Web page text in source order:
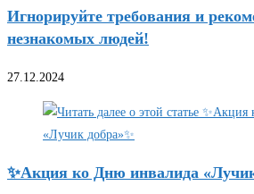
Игнорируйте требования и
незнакомых людей!
27.12.2024
✨Акция ко Дню инвалида